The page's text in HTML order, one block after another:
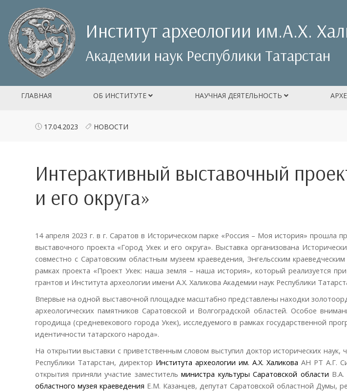
Институт археологии им.А.Х.
Академии наук Республики Татарстан
ГЛАВНАЯ ОБ ИНСТИТУТЕ НАУЧНАЯ ДЕЯТЕЛЬНОСТЬ
17.04.2023 НОВОСТИ
Интерактивный выставочный
и его округа»
14 апреля 2023 г. в г. Саратов в Историческом парке «Россия – Моя история» прошла
выставочного проекта «Город Укек и его округа». Выставка организована
совместно с Саратовским областным музеем краеведения, Энгельсским
рамках проекта «Проект Укек: наша земля – наша история», который реализуется
грантов и Института археологии имени А.Х. Халикова Академии наук Республики
Впервые на одной выставочной площадке масштабно представлены находки
археологических памятников Саратовской и Волгоградской областей. Особое
городища (средневекового города Укек), исследуемого в рамках государственной
идентичности татарского народа».
На открытии выставки с приветственным словом выступил доктор исторических наук,
Республики Татарстан, директор Института археологии им. А.Х. Халикова АН РТ А.Г.
открытия приняли участие заместительминистра культуры Саратовской области
областного музея краеведения Е.М. Казанцев, депутат Саратовской областной Думы,